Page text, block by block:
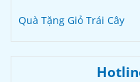
Quà Tặng Giỏ Trái Cây